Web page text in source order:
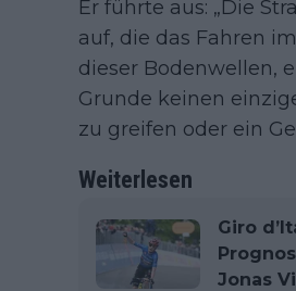
Er führte aus: „Die
auf, die das Fahren
dieser Bodenwellen,
Grunde keinen
zu greifen oder ein
Weiterlesen
Giro
Jonas